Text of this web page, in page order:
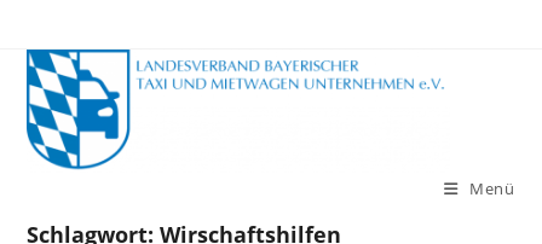
Inhalt
springen
Menü
Schlagwort:Wirschaftshilfen